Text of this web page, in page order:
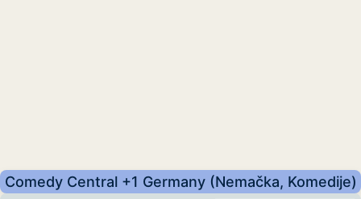
Comedy Central +1 Germany (Nemačka, Komedije)